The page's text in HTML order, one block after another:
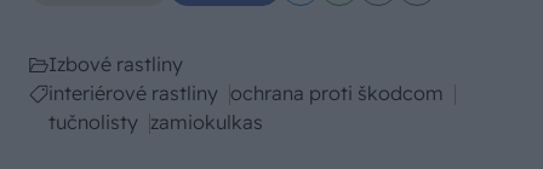
Izbové rastliny
interiérové rastliny ochrana proti škodcom
tučnolisty zamiokulkas